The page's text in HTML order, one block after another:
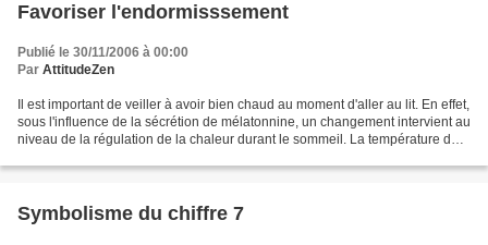
Favoriser l'endormisssement
Publié le 30/11/2006 à 00:00
Par AttitudeZen
Il est important de veiller à avoir bien chaud au moment d'aller au lit. En effet,
sous l'influence de la sécrétion de mélatonnine, un changement intervient au
niveau de la régulation de la chaleur durant le sommeil. La température de
Symbolisme du chiffre 7